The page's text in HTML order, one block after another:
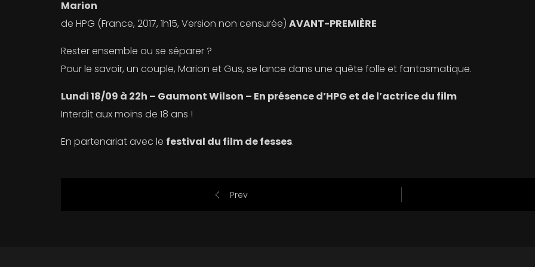
Marion
de HPG (France, 2017, 1h15, Version non censurée) AVANT-PREMIÈRE
Rester ensemble ou se séparer ?
Pour le savoir, un couple, Marion et Gus, se lance dans une quête folle et fantasmatique.
Lundi 18/09 à 22h – Gaumont Wilson – En présence d’HPG et de l’actrice du film
Interdit aux moins de 18 ans !
En partenariat avec le festival du film de fesses.
Prev